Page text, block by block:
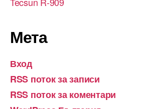
Мета
Вход
RSS поток за записи
RSS поток за коментари